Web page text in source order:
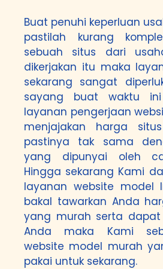
Buat penuhi keperluan
pastilah kurang
sebuah situs dari
dikerjakan itu maka
sekarang sangat
sayang buat waktu
layanan pengerjaan
menjajakan harga
pastinya tak sama
yang dipunyai oleh
Hingga sekarang Kami
layanan website model
bakal tawarkan Anda
yang murah serta dapat
Anda maka Kami
website model murah
pakai untuk sekarang.